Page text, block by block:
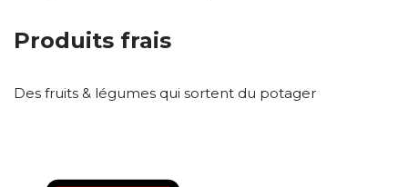
Produits frais
Des fruits & légumes qui sortent du potager